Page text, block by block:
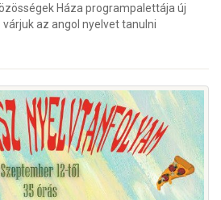
Háza programpalettája új
az angol nyelvet tanulni